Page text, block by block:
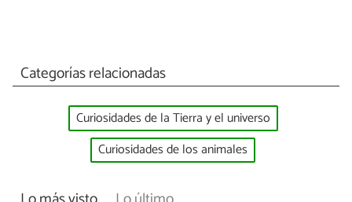
Categorías relacionadas
Curiosidades de la Tierra y el universo
Curiosidades de los animales